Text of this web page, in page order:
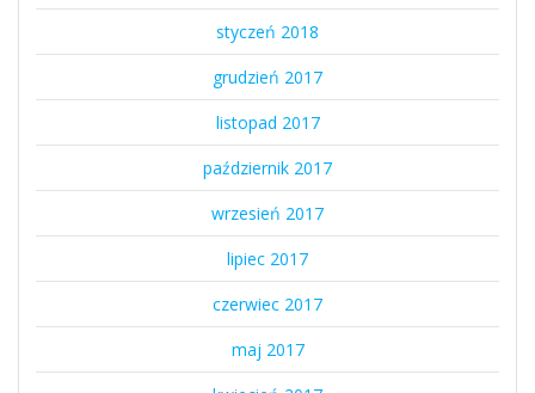
styczeń 2018
grudzień 2017
listopad 2017
październik 2017
wrzesień 2017
lipiec 2017
czerwiec 2017
maj 2017